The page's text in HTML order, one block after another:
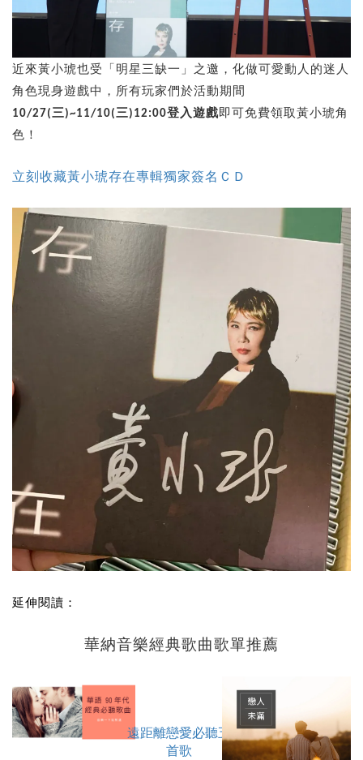
近來黃小琥也受「明星三缺一」之邀，化做可愛動人的迷人
角色現身遊戲中，所有玩家們於活動期間
10/27(三)~11/10(三)12:00登入遊戲即可免費領取黃小琥角
色！
立刻收藏黃小琥存在專輯獨家簽名ＣＤ
延伸閱讀：
華納音樂經典歌曲歌單推薦
遠距離戀愛必聽五
首歌